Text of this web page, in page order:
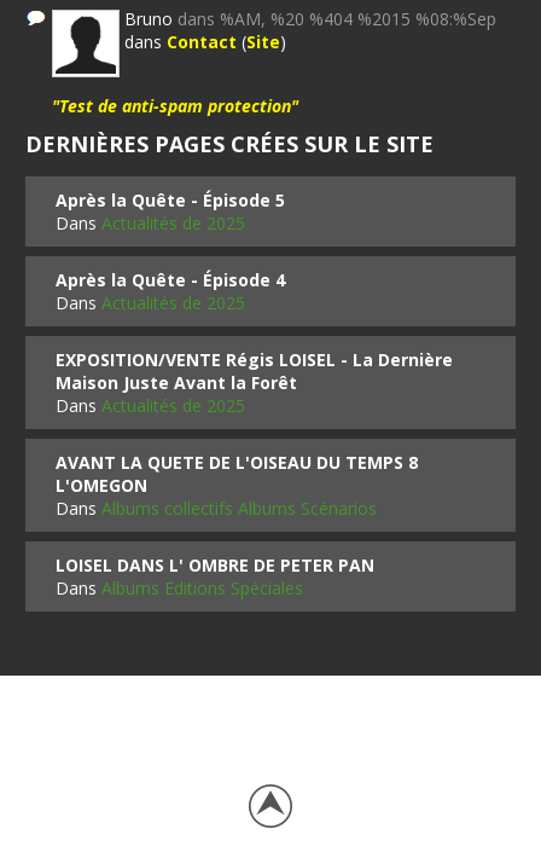
Bruno dans %AM, %20 %404 %2015 %08:%Sep
dans Contact (Site)
"Test de anti-spam protection"
DERNIÈRES PAGES CRÉES SUR LE SITE
Après la Quête - Épisode 5
DansActualités de 2025
Après la Quête - Épisode 4
DansActualités de 2025
EXPOSITION/VENTE Régis LOISEL - La Dernière
Maison Juste Avant la Forêt
DansActualités de 2025
AVANT LA QUETE DE L'OISEAU DU TEMPS 8
L'OMEGON
DansAlbums collectifs Albums Scénarios
LOISEL DANS L' OMBRE DE PETER PAN
DansAlbums Editions Spéciales